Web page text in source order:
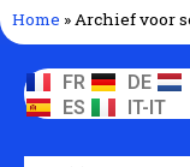
Home »Archief voor
FR DE
ES
IT-IT